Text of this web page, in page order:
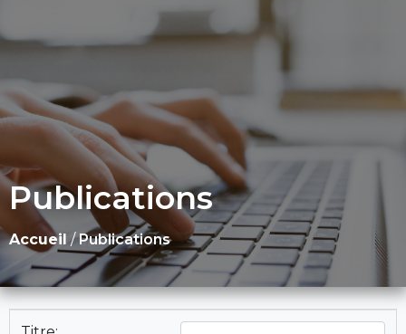
Publications
Accueil /Publications